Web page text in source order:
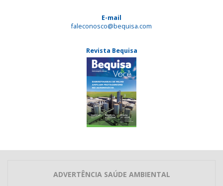
E-mail
faleconosco@bequisa.com
Revista Bequisa
ADVERTÊNCIA SAÚDE AMBIENTAL